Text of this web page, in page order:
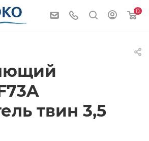
0
твин 3,5